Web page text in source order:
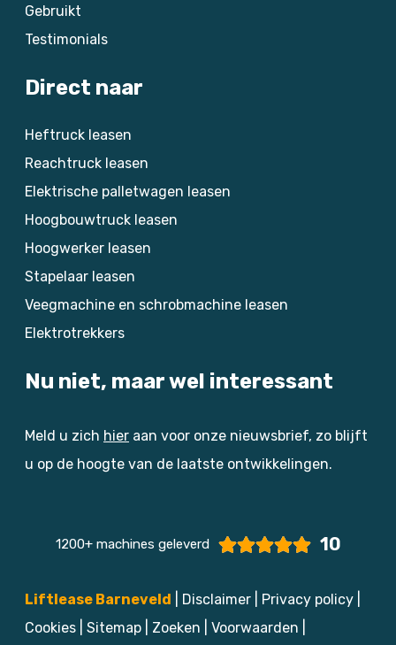
Gebruikt
Testimonials
Direct naar
Heftruck leasen
Reachtruck leasen
Elektrische palletwagen leasen
Hoogbouwtruck leasen
Hoogwerker leasen
Stapelaar leasen
Veegmachine en schrobmachine leasen
Elektrotrekkers
Nu niet, maar wel interessant
Meld u zich hier aan voor onze nieuwsbrief, zo blijft
u op de hoogte van de laatste ontwikkelingen.
1200+ machines geleverd 10
Liftlease Barneveld Disclaimer Privacy policy
Cookies
Sitemap Zoeken Voorwaarden